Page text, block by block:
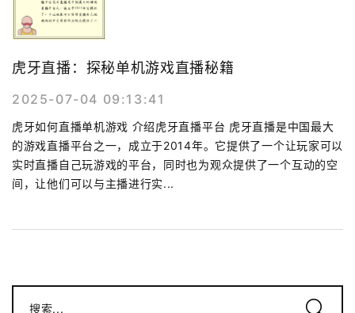
虎牙直播：探秘单机游戏直播秘籍
2025-07-04 09:13:41
虎牙如何直播单机游戏 介绍虎牙直播平台 虎牙直播是中国最大
的游戏直播平台之一，成立于2014年。它提供了一个让玩家可以
实时直播自己玩游戏的平台，同时也为观众提供了一个互动的空
间，让他们可以与主播进行实...
搜索...